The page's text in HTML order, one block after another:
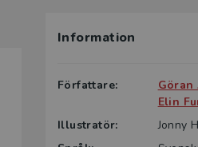
Information
Författare:
Göran
Elin
Illustratör:
Jonny